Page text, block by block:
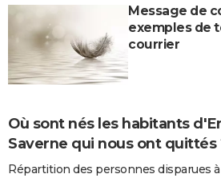
Message de
exemples de
courrier
Où sont nés les habitants
Saverne qui nous ont quittés
Répartition des personnes disparues